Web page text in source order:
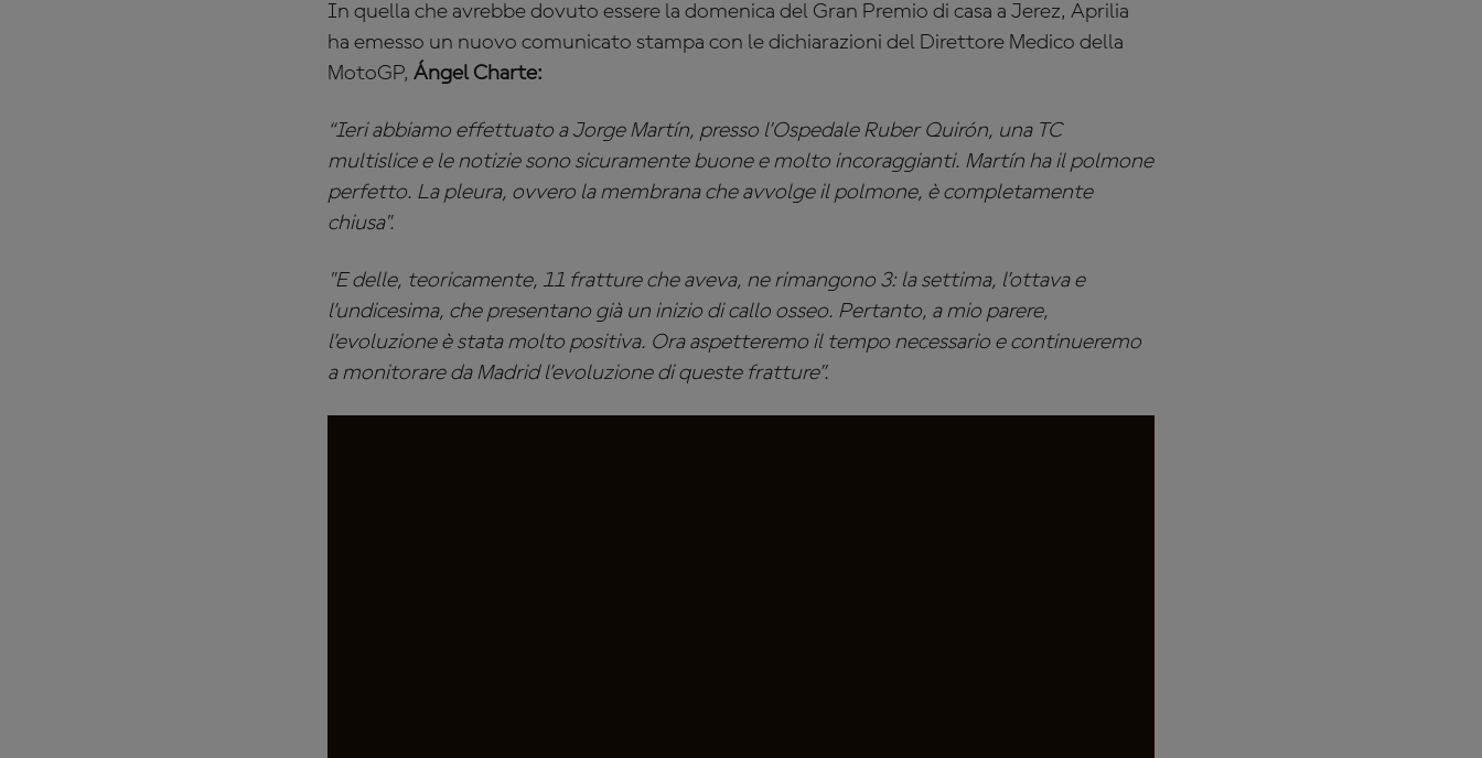
In quella che avrebbe dovuto essere la domenica del Gran Premio di casa a Jerez, Aprilia
ha emesso un nuovo comunicato stampa con le dichiarazioni del Direttore Medico della
MotoGP, Ángel Charte:
“Ieri abbiamo effettuato a Jorge Martín, presso l’Ospedale Ruber Quirón, una TC
multislice e le notizie sono sicuramente buone e molto incoraggianti. Martín ha il polmone
perfetto. La pleura, ovvero la membrana che avvolge il polmone, è completamente
chiusa".
"E delle, teoricamente, 11 fratture che aveva, ne rimangono 3: la settima, l’ottava e
l’undicesima, che presentano già un inizio di callo osseo. Pertanto, a mio parere,
l’evoluzione è stata molto positiva. Ora aspetteremo il tempo necessario e continueremo
a monitorare da Madrid l’evoluzione di queste fratture”.